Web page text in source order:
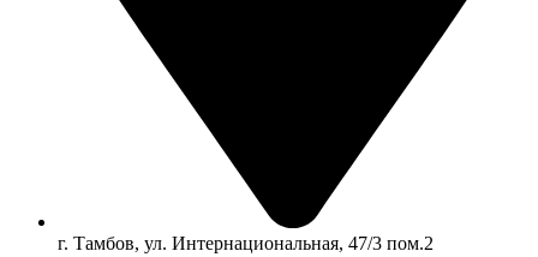
г. Тамбов, ул. Интернациональная, 47/3 пом.2